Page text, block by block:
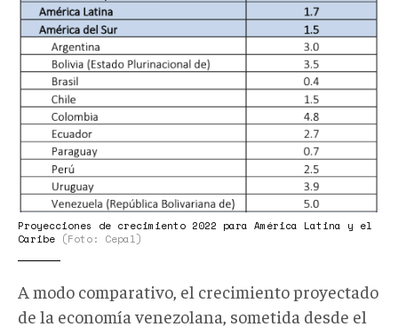
Proyecciones de crecimiento 2022 para América Latina y el
Caribe (Foto: Cepal)
A modo comparativo, el crecimiento proyectado
de la economía venezolana, sometida desde el